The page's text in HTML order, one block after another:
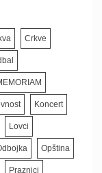
Crkve
Koncert
Lovci
Opština
Praznici